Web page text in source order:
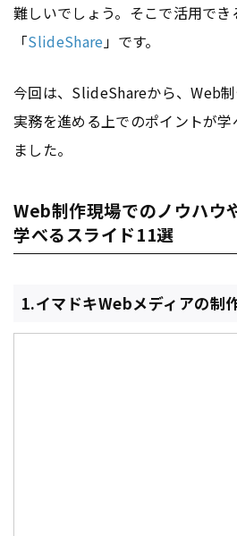
難しいでしょう。そこで活用でき
「SlideShare」です。
今回は、SlideShareから、Web
実務を進める上でのポイントが
ました。
Web制作現場でのノウハウ
学べるスライド11選
1.イマドキWebメディアの制